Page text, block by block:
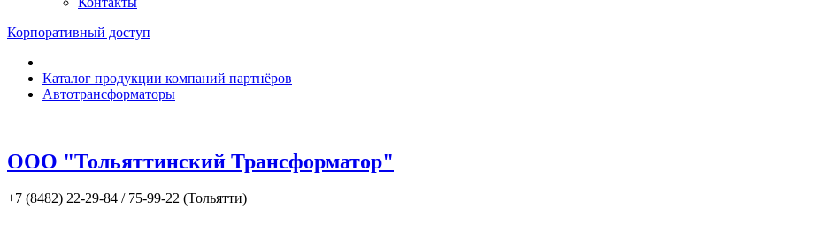
Корпоративный доступ
Каталог продукции компаний партнёров
Автотрансформаторы
ООО "Тольяттинский Трансформатор"
+7 (8482) 22-29-84 / 75-99-22 (Тольятти)